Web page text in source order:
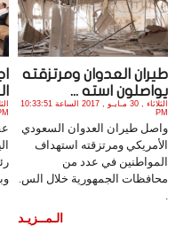
طيران العدوان ومرتزقته
يواصلون استه ...
الثلاثاء , 30 مـايـو , 2017 الساعة 10:33:51
PM
واصل طيران العدوان السعودي
الأمريكي ومرتزقته استهداف
المواطنين في عدد من
محافظات الجمهورية خلال الس.
الـمــزيـد